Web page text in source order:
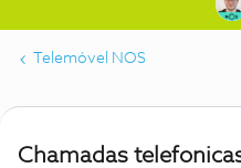
Telemóvel NOS
Chamadas